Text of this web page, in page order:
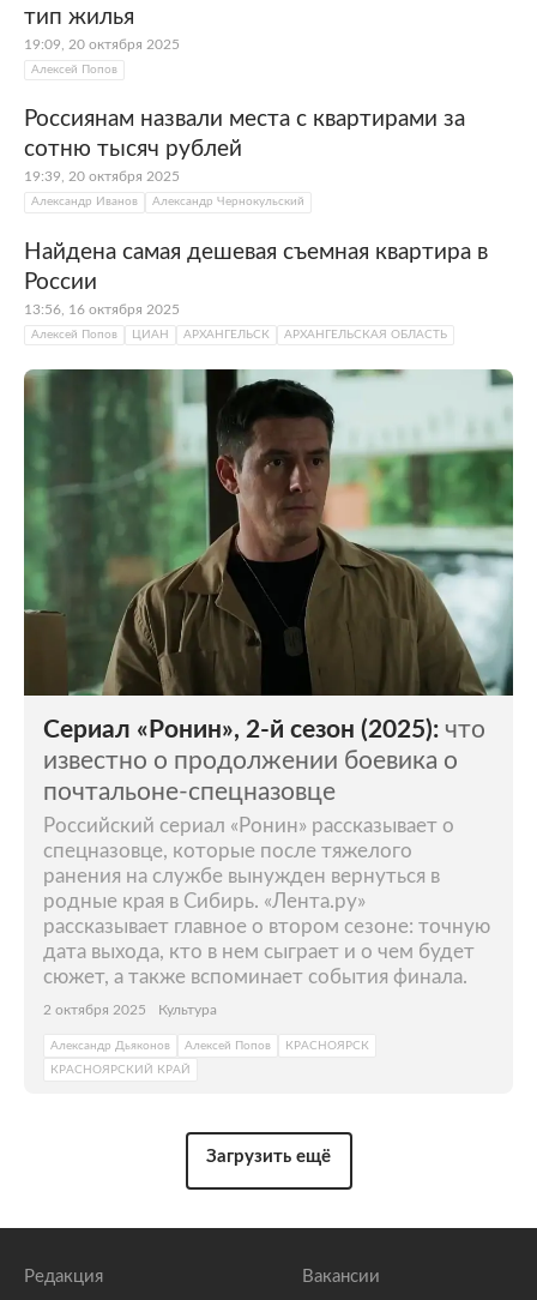
тип жилья
19:09, 20 октября 2025
Алексей Попов
Россиянам назвали места с квартирами за
сотню тысяч рублей
19:39, 20 октября 2025
Александр Иванов Александр Чернокульский
Найдена самая дешевая съемная квартира в
России
13:56, 16 октября 2025
Алексей Попов ЦИАН АРХАНГЕЛЬСК АРХАНГЕЛЬСКАЯ ОБЛАСТЬ
Сериал «Ронин», 2-й сезон (2025): что
известно о продолжении боевика о
почтальоне-спецназовце
Российский сериал «Ронин» рассказывает о
спецназовце, которые после тяжелого
ранения на службе вынужден вернуться в
родные края в Сибирь. «Лента.ру»
рассказывает главное о втором сезоне: точную
дата выхода, кто в нем сыграет и о чем будет
сюжет, а также вспоминает события финала.
2 октября 2025 Культура
Александр Дьяконов Алексей Попов
КРАСНОЯРСК
КРАСНОЯРСКИЙ КРАЙ
Загрузить ещё
Редакция Вакансии